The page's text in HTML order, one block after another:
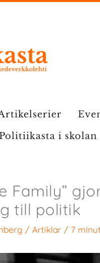
i skolan
Family”
till politik
/ Artiklar / 7